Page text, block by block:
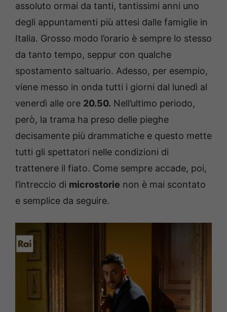
assoluto ormai da tanti, tantissimi anni uno
degli appuntamenti più attesi dalle famiglie in
Italia. Grosso modo l’orario è sempre lo stesso
da tanto tempo, seppur con qualche
spostamento saltuario. Adesso, per esempio,
viene messo in onda tutti i giorni dal lunedì al
venerdì alle ore 20.50. Nell’ultimo periodo,
però, la trama ha preso delle pieghe
decisamente più drammatiche e questo mette
tutti gli spettatori nelle condizioni di
trattenere il fiato. Come sempre accade, poi,
l’intreccio di microstorie non è mai scontato
e semplice da seguire.